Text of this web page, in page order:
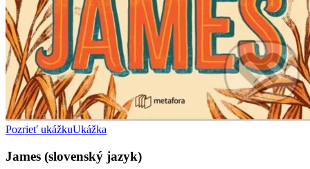
Pozrieť ukážkuUkážka
James (slovenský jazyk)